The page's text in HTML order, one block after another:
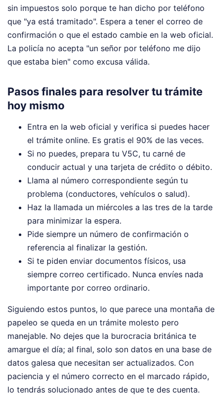
sin impuestos solo porque te han dicho por teléfono
que "ya está tramitado". Espera a tener el correo de
confirmación o que el estado cambie en la web oficial.
La policía no acepta "un señor por teléfono me dijo
que estaba bien" como excusa válida.
Pasos finales para resolver tu trámite
hoy mismo
Entra en la web oficial y verifica si puedes hacer
el trámite online. Es gratis el 90% de las veces.
Si no puedes, prepara tu V5C, tu carné de
conducir actual y una tarjeta de crédito o débito.
Llama al número correspondiente según tu
problema (conductores, vehículos o salud).
Haz la llamada un miércoles a las tres de la tarde
para minimizar la espera.
Pide siempre un número de confirmación o
referencia al finalizar la gestión.
Si te piden enviar documentos físicos, usa
siempre correo certificado. Nunca envíes nada
importante por correo ordinario.
Siguiendo estos puntos, lo que parece una montaña de
papeleo se queda en un trámite molesto pero
manejable. No dejes que la burocracia británica te
amargue el día; al final, solo son datos en una base de
datos galesa que necesitan ser actualizados. Con
paciencia y el número correcto en el marcado rápido,
lo tendrás solucionado antes de que te des cuenta.